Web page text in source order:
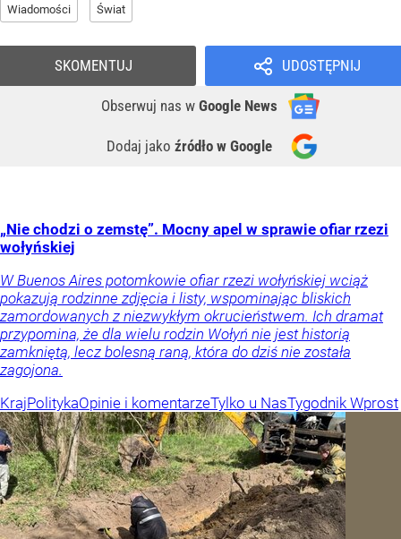
Wiadomości Świat
UDOSTĘPNIJ
Obserwuj nas w Google News
Dodaj jako źródło w Google
SKOMENTUJ
„Nie chodzi o zemstę”. Mocny apel w sprawie ofiar rzezi
wołyńskiej
W Buenos Aires potomkowie ofiar rzezi wołyńskiej wciąż
pokazują rodzinne zdjęcia i listy, wspominając bliskich
zamordowanych z niezwykłym okrucieństwem. Ich dramat
przypomina, że dla wielu rodzin Wołyń nie jest historią
zamkniętą, lecz bolesną raną, która do dziś nie została
zagojona.
KrajPolitykaOpinie i komentarzeTylko u NasTygodnik Wprost